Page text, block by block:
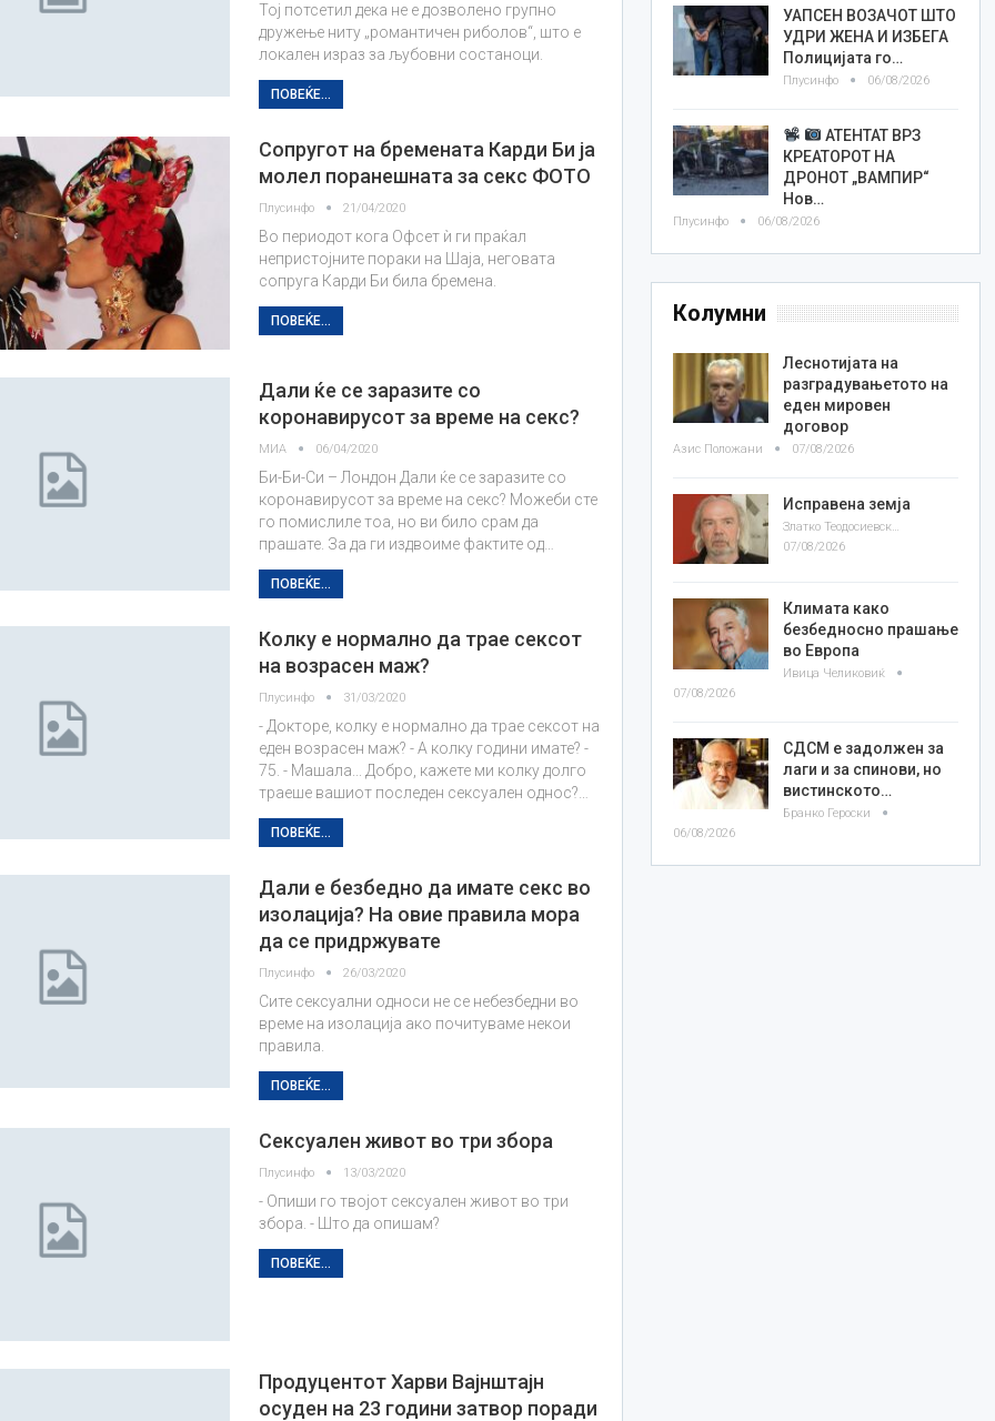
Тој потсетил дека не е дозволено групно
дружење ниту „романтичен риболов“, што е
локален израз за љубовни состаноци.
ПОВЕЌЕ...
Сопругот на бремената Карди Би ја
молел поранешната за секс ФОТО
Плусинфо 21/04/2020
Во периодот кога Офсет ѝ ги праќал
непристојните пораки на Шаја, неговата
сопруга Карди Би била бремена.
ПОВЕЌЕ...
Дали ќе се заразите со
коронавирусот за време на секс?
МИА 06/04/2020
Би-Би-Си – Лондон Дали ќе се заразите со
коронавирусот за време на секс? Можеби сте
го помислиле тоа, но ви било срам да
прашате. За да ги издвоиме фактите од…
ПОВЕЌЕ...
Колку е нормално да трае сексот
на возрасен маж?
Плусинфо 31/03/2020
- Докторе, колку е нормално да трае сексот на
еден возрасен маж? - А колку години имате? -
75. - Машала... Добро, кажете ми колку долго
траеше вашиот последен сексуален однос?…
ПОВЕЌЕ...
Дали е безбедно да имате секс во
изолација? На овие правила мора
да се придржувате
Плусинфо 26/03/2020
Сите сексуални односи не се небезбедни во
време на изолација ако почитуваме некои
правила.
ПОВЕЌЕ...
Сексуален живот во три збора
Плусинфо 13/03/2020
- Опиши го твојот сексуален живот во три
збора. - Што да опишам?
ПОВЕЌЕ...
Продуцентот Харви Вајнштајн
осуден на 23 години затвор поради
УАПСЕН ВОЗАЧОТ ШТО
УДРИ ЖЕНА И ИЗБЕГА
Полицијата го…
Плусинфо 06/08/2026
АТЕНТАТ ВРЗ
КРЕАТОРОТ НА
ДРОНОТ „ВАМПИР“
Нов…
Плусинфо 06/08/2026
Колумни
Леснотијата на
разградувањетото на
еден мировен
договор
Азис Положани 07/08/2026
Исправена земја
Златко Теодосиевски
07/08/2026
Климата како
безбедносно прашање
во Европа
Ивица Челиковиќ
07/08/2026
СДСМ е задолжен за
лаги и за спинови, но
вистинското…
Бранко Героски
06/08/2026